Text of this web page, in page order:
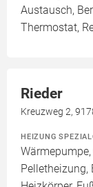
Austausch,
Thermostat,
Rieder
Kreuzweg 2,
HEIZUNG
Pelletheizung,